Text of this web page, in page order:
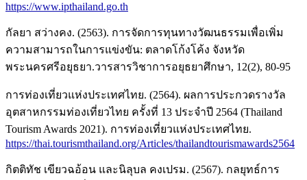
https://www.ipthailand.go.th
กัลยา สว่างคง. (2563). การจัดการทุนทางวัฒนธรรมเพื่อเพิ่ม
ความสามารถในการแข่งขัน: ตลาดโก้งโค้ง จังหวัด
พระนครศรีอยุธยา.วารสารวิชาการอยุธยาศึกษา, 12(2), 80-95
การท่องเที่ยวแห่งประเทศไทย. (2564). ผลการประกวดรางวัล
อุตสาหกรรมท่องเที่ยวไทย ครั้งที่ 13 ประจำปี 2564 (Thailand
Tourism Awards 2021). การท่องเที่ยวแห่งประเทศไทย.
https://thai.tourismthailand.org/Articles/thailandtourismawards2564
กิตติทัช เขียวฉอ้อน และนิลุบล คงเปรม. (2567). กลยุทธ์การ